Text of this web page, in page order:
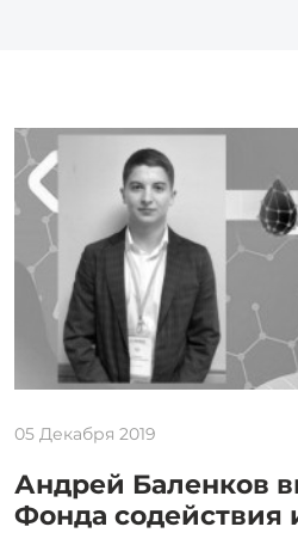
05 Декабря 2019
Андрей Баленков
Фонда содействия